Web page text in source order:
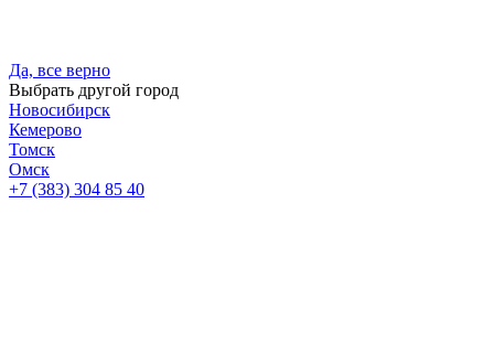
Да, все верно
Выбрать другой город
Новосибирск
Кемерово
Томск
Омск
+7 (383) 304 85 40